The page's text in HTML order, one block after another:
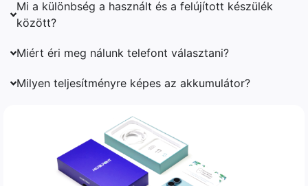
Mi a különbség a használt és a felújított készülék
között?
Miért éri meg nálunk telefont választani?
Milyen teljesítményre képes az akkumulátor?